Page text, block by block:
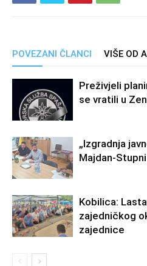
POVEZANI ČLANCI VIŠE OD
Preživjeli
se vratili u
„Izgradnja
Majdan-
Kobilica:
zajedničkog
zajednice